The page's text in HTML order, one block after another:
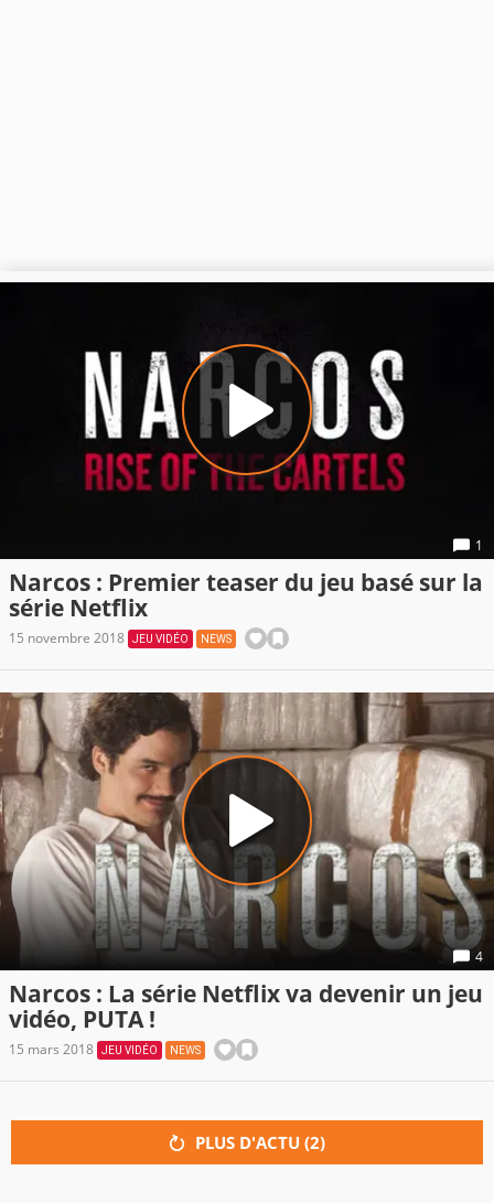
1
Narcos : Premier teaser du jeu basé sur la
série Netflix
15 novembre 2018 JEU VIDÉO NEWS
4
Narcos : La série Netflix va devenir un jeu
vidéo, PUTA !
15 mars 2018 JEU VIDÉO NEWS
PLUS D'ACTU (2)